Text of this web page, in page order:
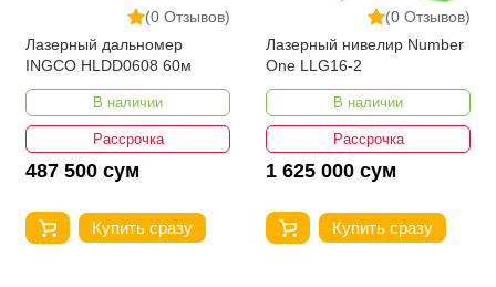
(0 Отзывов)
Лазерный дальномер
INGCO HLDD0608 60м
В наличии
Рассрочка
487 500 сум
Купить сразу
(0 Отзывов)
Лазерный нивелир Number
One LLG16-2
В наличии
Рассрочка
1 625 000 сум
Купить сразу